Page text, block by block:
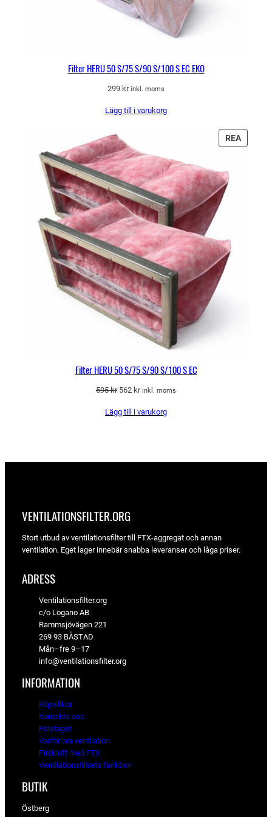
Filter HERU 50 S/75 S/90 S/100 S EC EKO
299 kr inkl. moms
Lägg till i varukorg
REA
PÅ
Filter HERU 50 S/75 S/90 S/100 S EC
595kr Det
priset
562 krDet
priset
inkl. moms
Lägg till i varukorg
VENTILATIONSFILTER­.ORG
Stort utbud av ventilationsfilter till FTX-aggregat och annan
ventilation. Eget lager innebär snabba leveranser och låga priser.
ADRESS
Ventilationsfilter.org
c/o Logano AB
Rammsjövägen 221
269 93 BÅSTAD
Mån–fre 9–17
info@ventilationsfilter.org
INFORMATION
Köpvillkor
Kontakta oss
Företaget
Varför bra ventilation
Friskluft med FTX
Ventilationsfiltrets funktion
BUTIK
Östberg